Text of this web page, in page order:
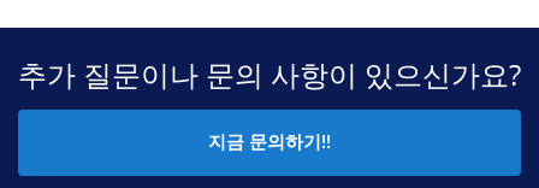
추가 질문이나 문의 사항이 있으신가요?
지금 문의하기!!